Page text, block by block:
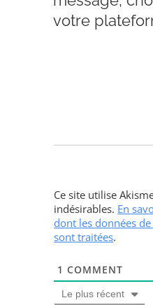
votre
Ce site utilise
indésirables. En
dont les données
sont traitées.
1 COMMENT
Le plus récent